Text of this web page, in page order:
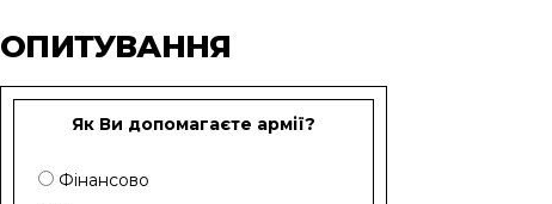
ОПИТУВАННЯ
Як Ви допомагаєте армії?
Фінансово